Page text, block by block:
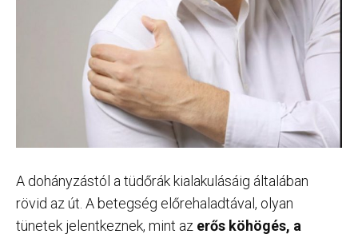
A dohányzástól a tüdőrák kialakulásáig általában
rövid az út. A betegség előrehaladtával, olyan
tünetek jelentkeznek, mint az erős köhögés, a